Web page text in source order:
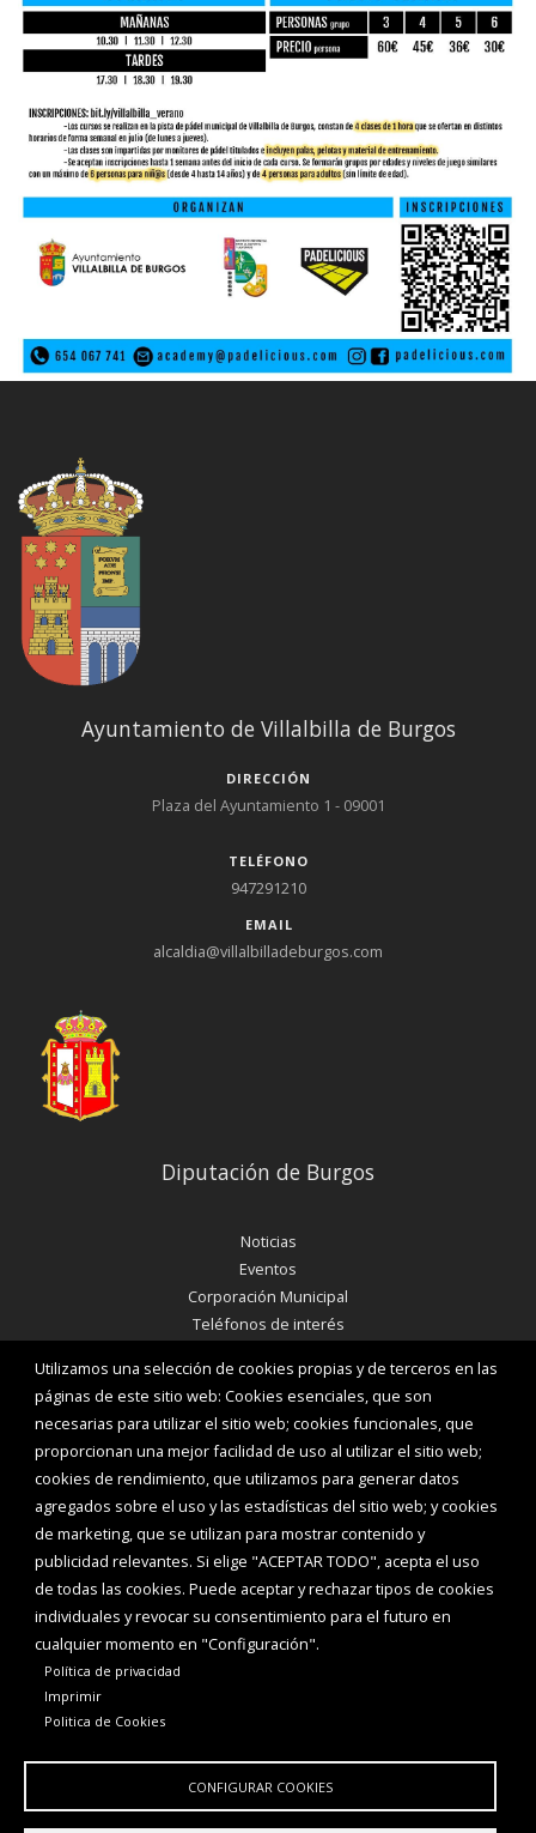
Utilizamos una selección de cookies propias y de terceros en las
páginas de este sitio web: Cookies esenciales, que son
necesarias para utilizar el sitio web; cookies funcionales, que
proporcionan una mejor facilidad de uso al utilizar el sitio web;
cookies de rendimiento, que utilizamos para generar datos
agregados sobre el uso y las estadísticas del sitio web; y cookies
de marketing, que se utilizan para mostrar contenido y
publicidad relevantes. Si elige "ACEPTAR TODO", acepta el uso
de todas las cookies. Puede aceptar y rechazar tipos de cookies
individuales y revocar su consentimiento para el futuro en
cualquier momento en "Configuración".
Política de privacidad
Imprimir
Politica de Cookies
CONFIGURAR COOKIES
Ayuntamiento de Villalbilla de Burgos
DIRECCIÓN
Plaza del Ayuntamiento 1 - 09001
TELÉFONO
947291210
EMAIL
alcaldia@villalbilladeburgos.com
Diputación de Burgos
Noticias
Eventos
Corporación Municipal
Teléfonos de interés
INICIAR SESIÓN